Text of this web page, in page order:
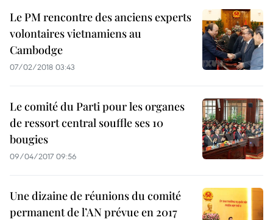
Le PM rencontre des anciens experts
volontaires vietnamiens au
Cambodge
07/02/2018 03:43
Le comité du Parti pour les organes
de ressort central souffle ses 10
bougies
09/04/2017 09:56
Une dizaine de réunions du comité
permanent de l’AN prévue en 2017